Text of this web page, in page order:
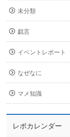
未分類
戯言
イベントレポート
なぜなに
マメ知識
レポカレンダー